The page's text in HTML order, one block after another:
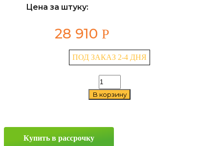
Цена за штуку:
28 910 Р
ПОД ЗАКАЗ 2-4 ДНЯ
Количество
товара
Kama
R22.5
В корзину
Купить в рассрочку